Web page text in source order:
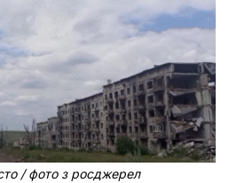
/ фото з росджерел